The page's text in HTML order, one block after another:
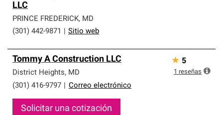
LLC
PRINCE FREDERICK, MD
(301) 442-9871
Sitio web
Tommy A Construction LLC
District Heights, MD
(301) 416-9797
Correo electrónico
Solicitar una cotización
★ 5
1 reseñas